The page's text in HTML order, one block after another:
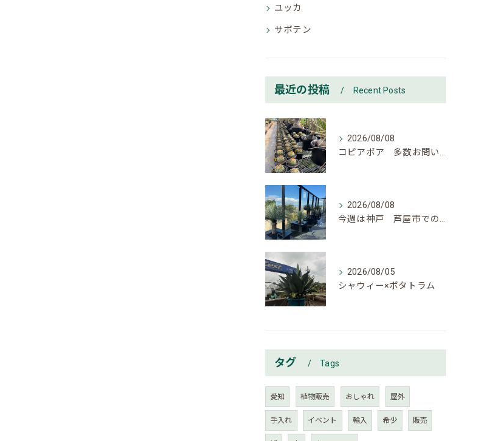
ユッカ
サボテン
最近の投稿 Recent Posts
2026/08/08
コピアポア 多数お問い合わせ頂いております。
2026/08/08
今週は神戸 芦屋市でのご依頼でした。
2026/08/05
シャウィー×ポタトラム
タグ Tags
愛知 植物販売 おしゃれ 屋外
手入れ イベント 輸入 希少 販売